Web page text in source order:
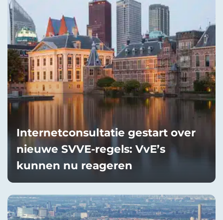
Internetconsultatie gestart over
nieuwe SVVE-regels: VvE’s
kunnen nu reageren